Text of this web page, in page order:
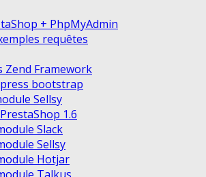
+ PhpMyAdmin
requêtes
Zend Framework
bootstrap
Sellsy
1.6
Slack
Sellsy
Hotjar